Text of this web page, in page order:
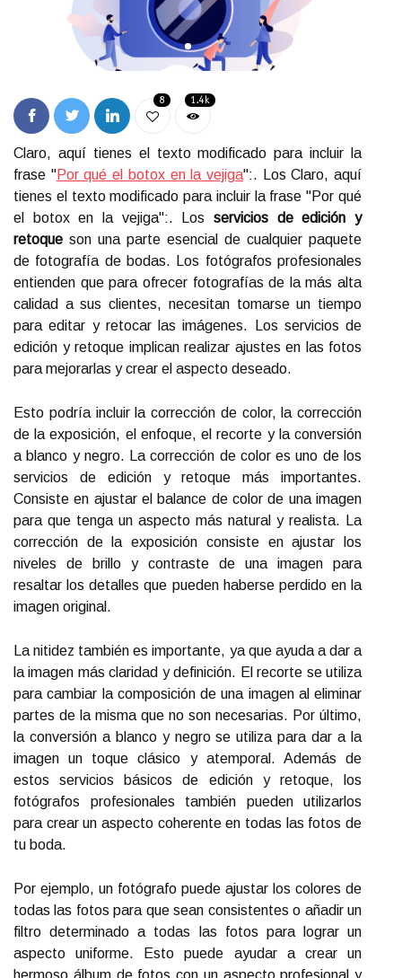
8 1.4k
Claro, aquí tienes el texto modificado para incluir la
frase "Por qué el botox en la vejiga":. Los Claro, aquí
tienes el texto modificado para incluir la frase "Por qué
el botox en la vejiga":. Los servicios de edición y
retoque son una parte esencial de cualquier paquete
de fotografía de bodas. Los fotógrafos profesionales
entienden que para ofrecer fotografías de la más alta
calidad a sus clientes, necesitan tomarse un tiempo
para editar y retocar las imágenes. Los servicios de
edición y retoque implican realizar ajustes en las fotos
para mejorarlas y crear el aspecto deseado.
Esto podría incluir la corrección de color, la corrección
de la exposición, el enfoque, el recorte y la conversión
a blanco y negro. La corrección de color es uno de los
servicios de edición y retoque más importantes.
Consiste en ajustar el balance de color de una imagen
para que tenga un aspecto más natural y realista. La
corrección de la exposición consiste en ajustar los
niveles de brillo y contraste de una imagen para
resaltar los detalles que pueden haberse perdido en la
imagen original.
La nitidez también es importante, ya que ayuda a dar a
la imagen más claridad y definición. El recorte se utiliza
para cambiar la composición de una imagen al eliminar
partes de la misma que no son necesarias. Por último,
la conversión a blanco y negro se utiliza para dar a la
imagen un toque clásico y atemporal. Además de
estos servicios básicos de edición y retoque, los
fotógrafos profesionales también pueden utilizarlos
para crear un aspecto coherente en todas las fotos de
tu boda.
Por ejemplo, un fotógrafo puede ajustar los colores de
todas las fotos para que sean consistentes o añadir un
filtro determinado a todas las fotos para lograr un
aspecto uniforme. Esto puede ayudar a crear un
hermoso álbum de fotos con un aspecto profesional y